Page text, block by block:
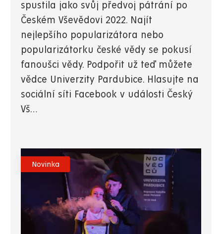
spustila jako svůj předvoj pátrání po
Českém Vševědovi 2022. Najít
nejlepšího popularizátora nebo
popularizátorku české vědy se pokusí
fanoušci vědy. Podpořit už teď můžete
vědce Univerzity Pardubice. Hlasujte na
sociální síti Facebook v události Český
Vš…
Novinka